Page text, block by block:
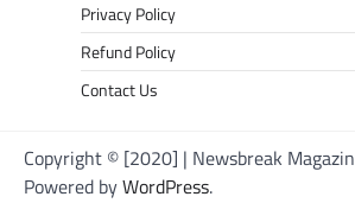
Privacy Policy
Refund Policy
Contact Us
Copyright © [2020] | Newsbreak
Powered byWordPress.